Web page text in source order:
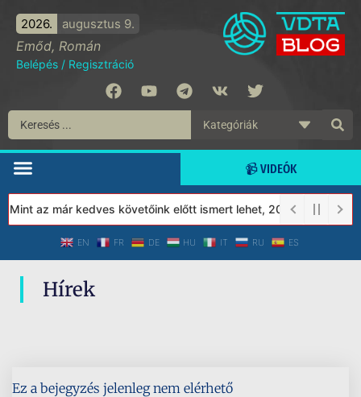
2026. augusztus 9.
Emőd, Román
Belépés / Regisztráció
📹 VIDEÓK
az már kedves követőink előtt ismert lehet, 2023-tól a
EN FR DE HU IT RU ES
Hírek
Ez a bejegyzés jelenleg nem elérhető